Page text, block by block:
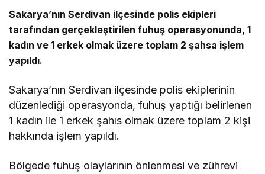
Sakarya’nın Serdivan ilçesinde polis ekipleri
tarafından gerçekleştirilen fuhuş operasyonunda, 1
kadın ve 1 erkek olmak üzere toplam 2 şahsa işlem
yapıldı.
Sakarya’nın Serdivan ilçesinde polis ekiplerinin
düzenlediği operasyonda, fuhuş yaptığı belirlenen
1 kadın ile 1 erkek şahıs olmak üzere toplam 2 kişi
hakkında işlem yapıldı.
Bölgede fuhuş olaylarının önlenmesi ve zührevi